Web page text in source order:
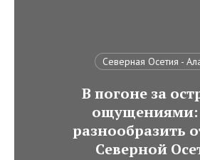
Северная Осетия -
В погоне за
ощущениями:
разнообразить
Северной